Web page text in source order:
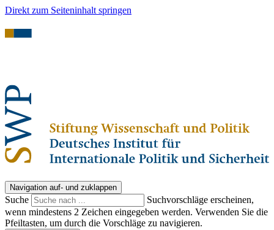
Direkt zum Seiteninhalt springen
Navigation auf- und zuklappen
Suche
Suchvorschläge erscheinen,
wenn mindestens 2 Zeichen eingegeben werden. Verwenden Sie die
Pfeiltasten, um durch die Vorschläge zu navigieren.